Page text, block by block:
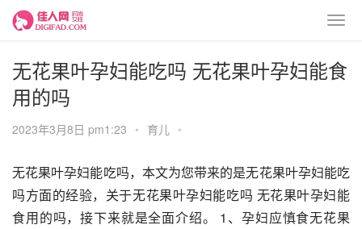
无花果叶孕妇能吃吗 无花果叶孕妇能食
用的吗
2023年3月8日 pm1:23 • 育儿 •
无花果叶孕妇能吃吗，本文为您带来的是无花果叶孕妇能吃
吗方面的经验，关于无花果叶孕妇能吃吗 无花果叶孕妇能
食用的吗，接下来就是全面介绍。 1、孕妇应慎食无花果